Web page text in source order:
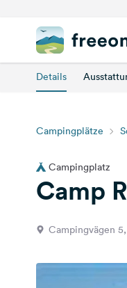
Details
Campingplätze
Campingplatz
Camp
Campingvägen